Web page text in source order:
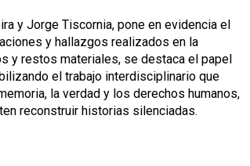
y Jorge Tiscornia, pone en evidencia el
y hallazgos realizados en la
y restos materiales, se destaca el papel
el trabajo interdisciplinario que
la verdad y los derechos humanos,
reconstruir historias silenciadas.